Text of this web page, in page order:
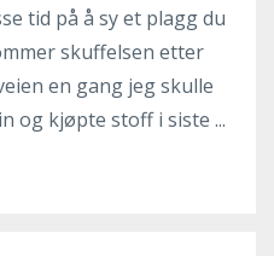
tid på å sy et plagg du
skuffelsen etter
en gang jeg skulle
og kjøpte stoff i siste ...